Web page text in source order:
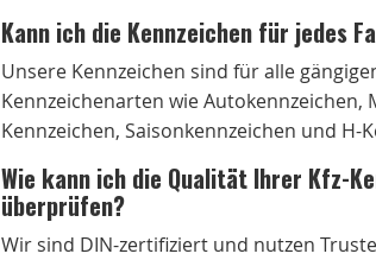
Kann ich die Kennzeichen für jedes
Unsere Kennzeichen sind für alle
Kennzeichenarten wie
Kennzeichen, Saisonkennzeichen und
Wie kann ich die Qualität Ihrer Kfz-
überprüfen?
Wir sind DIN-zertifiziert und nutzen